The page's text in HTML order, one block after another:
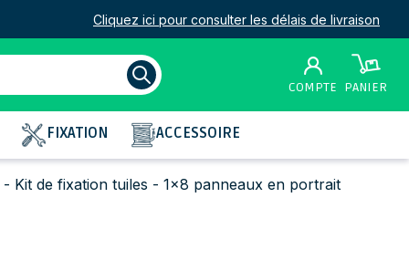
Cliquez ici pour consulter les délais de livraison
COMPTE PANIER
FIXATION ACCESSOIRE
- Kit de fixation tuiles - 1x8 panneaux en portrait